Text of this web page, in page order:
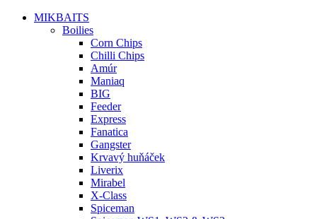
MIKBAITS
Boilies
Corn Chips
Chilli Chips
Amúr
Maniaq
BIG
Feeder
Express
Fanatica
Gangster
Krvavý huňáček
Liverix
Mirabel
X-Class
Spiceman